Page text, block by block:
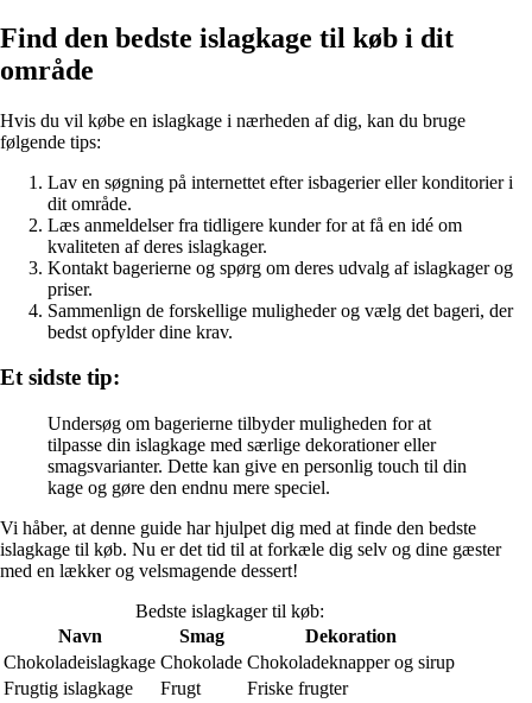
Find den bedste islagkage til køb i dit
område
Hvis du vil købe en islagkage i nærheden af dig, kan du bruge
følgende tips:
Lav en søgning på internettet efter isbagerier eller konditorier i
dit område.
Læs anmeldelser fra tidligere kunder for at få en idé om
kvaliteten af deres islagkager.
Kontakt bagerierne og spørg om deres udvalg af islagkager og
priser.
Sammenlign de forskellige muligheder og vælg det bageri, der
bedst opfylder dine krav.
Et sidste tip:
Undersøg om bagerierne tilbyder muligheden for at
tilpasse din islagkage med særlige dekorationer eller
smagsvarianter. Dette kan give en personlig touch til din
kage og gøre den endnu mere speciel.
Vi håber, at denne guide har hjulpet dig med at finde den bedste
islagkage til køb. Nu er det tid til at forkæle dig selv og dine gæster
med en lækker og velsmagende dessert!
Bedste islagkager til køb:
Navn
Smag
Dekoration
Chokoladeislagkage Chokolade Chokoladeknapper og sirup
Frugtig islagkage
Frugt Friske frugter